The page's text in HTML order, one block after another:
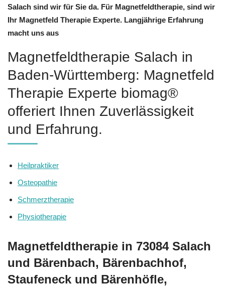
Salach sind wir für Sie da. Für Magnetfeldtherapie, sind wir
Ihr Magnetfeld Therapie Experte. Langjährige Erfahrung
macht uns aus
Magnetfeldtherapie Salach in
Baden-Württemberg: Magnetfeld
Therapie Experte biomag®
offeriert Ihnen Zuverlässigkeit
und Erfahrung.
Heilpraktiker
Osteopathie
Schmerztherapie
Physiotherapie
Magnetfeldtherapie in 73084 Salach
und Bärenbach, Bärenbachhof,
Staufeneck und Bärenhöfle,